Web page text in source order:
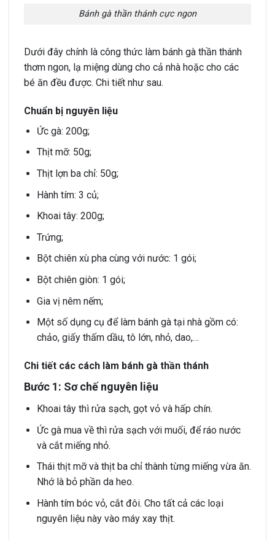
Bánh gà thần thánh cực ngon
Dưới đây chính là công thức làm bánh gà thần thánh
thơm ngon, lạ miệng dùng cho cả nhà hoặc cho các
bé ăn đều được. Chi tiết như sau.
Chuẩn bị nguyên liệu
Ức gà: 200g;
Thịt mỡ: 50g;
Thịt lợn ba chỉ: 50g;
Hành tím: 3 củ;
Khoai tây: 200g;
Trứng;
Bột chiên xù pha cùng với nước: 1 gói;
Bột chiên giòn: 1 gói;
Gia vị nêm nếm;
Một số dụng cụ để làm bánh gà tại nhà gồm có:
chảo, giấy thấm dầu, tô lớn, nhỏ, dao,…
Chi tiết các cách làm bánh gà thần thánh
Bước 1: Sơ chế nguyên liệu
Khoai tây thì rửa sạch, gọt vỏ và hấp chín.
Ức gà mua về thì rửa sạch với muối, để ráo nước
và cắt miếng nhỏ.
Thái thịt mỡ và thịt ba chỉ thành từng miếng vừa ăn.
Nhớ là bỏ phần da heo.
Hành tím bóc vỏ, cắt đôi. Cho tất cả các loại
nguyên liệu này vào máy xay thịt.